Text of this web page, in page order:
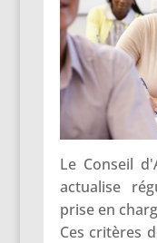
Le Conseil
actualise
prise en
Ces critères